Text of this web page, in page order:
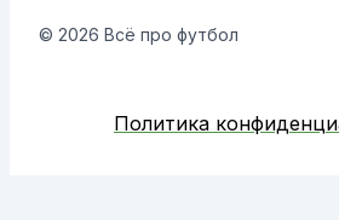
© 2026 Всё про футбол
Политика